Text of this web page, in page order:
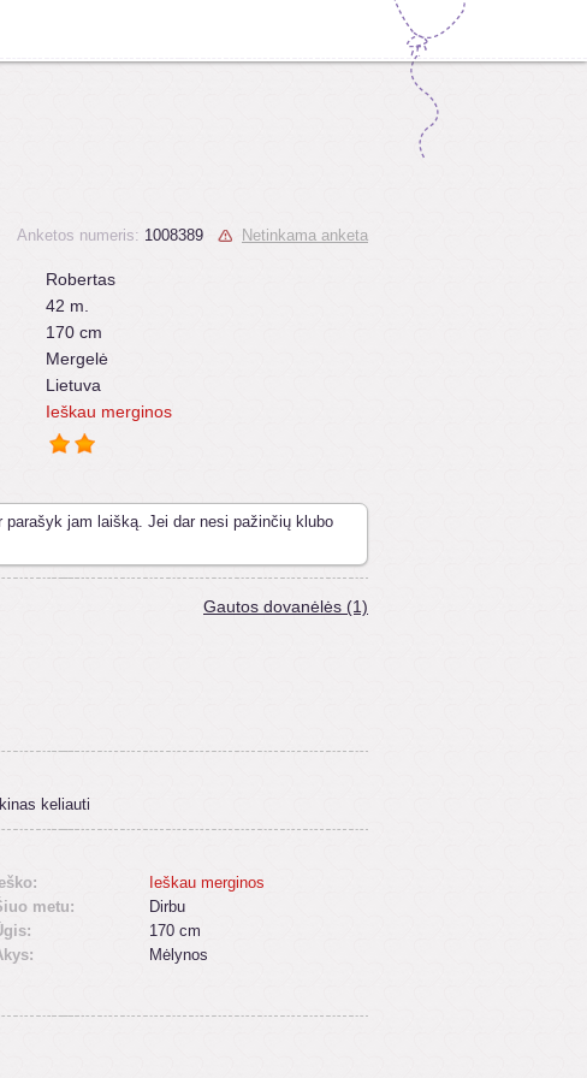
Anketos numeris: 1008389 Netinkama anketa
Robertas
42 m.
170 cm
Mergelė
Lietuva
Ieškau merginos
parašyk jam laišką. Jei dar nesi pažinčių klubo
Gautos dovanėlės (1)
keliauti
Ieškau merginos
metu:
Dirbu
170 cm
Mėlynos